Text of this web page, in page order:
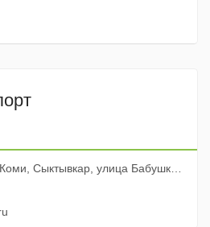
Сыктывкар, улица Бабушкина, 4